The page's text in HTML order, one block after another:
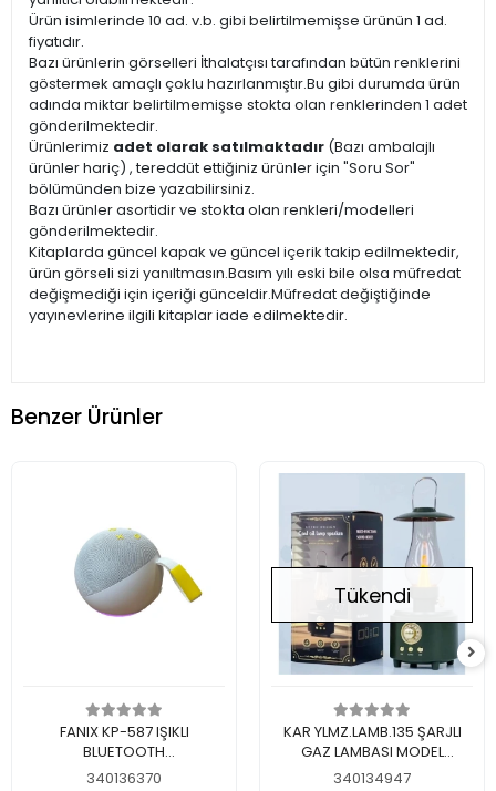
Ürün isimlerinde 10 ad. v.b. gibi belirtilmemişse ürünün 1 ad.
fiyatıdır.
Bazı ürünlerin görselleri İthalatçısı tarafından bütün renklerini
göstermek amaçlı çoklu hazırlanmıştır.Bu gibi durumda ürün
adında miktar belirtilmemişse stokta olan renklerinden 1 adet
gönderilmektedir.
Ürünlerimiz adet olarak satılmaktadır (Bazı ambalajlı
ürünler hariç) , tereddüt ettiğiniz ürünler için "Soru Sor"
bölümünden bize yazabilirsiniz.
Bazı ürünler asortidir ve stokta olan renkleri/modelleri
gönderilmektedir.
Kitaplarda güncel kapak ve güncel içerik takip edilmektedir,
ürün görseli sizi yanıltmasın.Basım yılı eski bile olsa müfredat
değişmediği için içeriği günceldir.Müfredat değiştiğinde
yayınevlerine ilgili kitaplar iade edilmektedir.
Benzer Ürünler
Sepete Ekle
FANIX KP-587 IŞIKLI
BLUETOOTH
WIRELESS/RADYO SPEAKER
340136370
Stokta Yok
Tükendi
KAR YLMZ.LAMB.135 ŞARJLI
GAZ LAMBASI MODEL
AYARLANABİLİR MASA
340134947